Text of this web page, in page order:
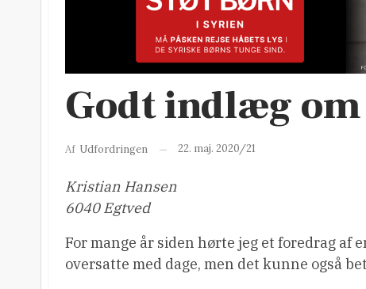
Godt indlæg
Af Udfordringen 22. maj. 2020/21
Kristian Hansen
6040 Egtved
For mange år siden hørte jeg et foredrag af
oversatte med dage, men det kunne også